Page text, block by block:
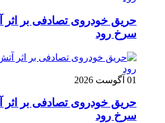
حریق خودروی تصادفی بر
سرخ رود
01 آگوست 2026
حریق خودروی تصادفی بر
سرخ رود